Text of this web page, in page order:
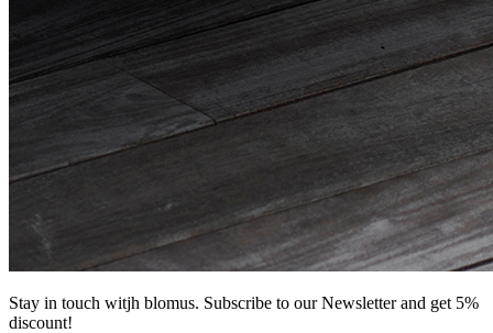
Stay in touch witjh blomus. Subscribe to our Newsletter and get 5%
discount!